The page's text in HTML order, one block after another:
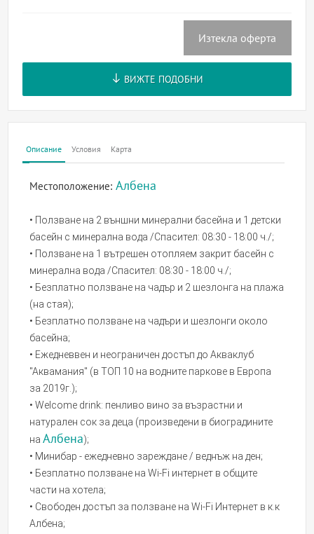
Изтекла оферта
ВИЖТЕ ПОДОБНИ
Описание Условия Карта
Местоположение:Албена
• Ползване на 2 външни минерални басейна и 1 детски
басейн с минерална вода /Спасител: 08:30 - 18:00 ч./;
• Ползване на 1 вътрешен отопляем закрит басейн с
минерална вода /Спасител: 08:30 - 18:00 ч./;
• Безплатно ползване на чадър и 2 шезлонга на плажа
(на стая);
• Безплатно ползване на чадъри и шезлонги около
басейна;
• Ежедневвен и неограничен достъп до Акваклуб
"Аквамания" (в ТОП 10 на водните паркове в Европа
за 2019г.);
• Welcome drink: пенливо вино за възрастни и
натурален сок за деца (произведени в биоградините
наАлбена);
• Минибар - ежедневно зареждане / веднъж на ден;
• Безплатно ползване на Wi-Fi интернет в общите
части на хотела;
• Свободен достъп за ползване на Wi-Fi Интернет в к.к
Албена;